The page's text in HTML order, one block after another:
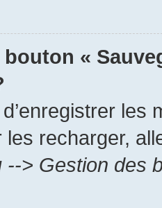
«
recharger,
--> Gestion des